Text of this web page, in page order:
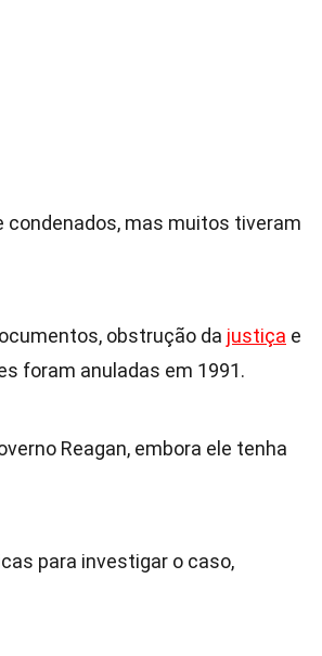
condenados, mas muitos tiveram
obstrução da justiça e
foram anuladas em 1991.
Reagan, embora ele tenha
para investigar o caso,